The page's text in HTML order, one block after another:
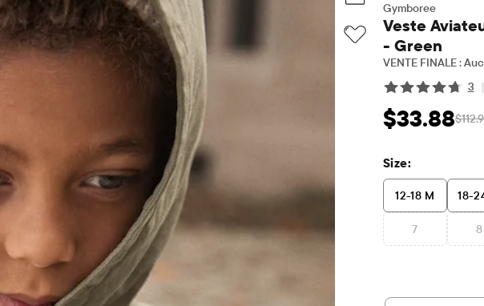
Gymboree
Veste
- Green
VENTE FINALE :
3
|
Prix ​​de vente:
$33.88
Size:
12-18 M 18-
7 8